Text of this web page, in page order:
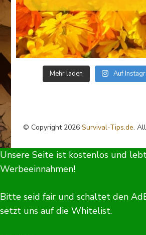
Mehr laden Auf
© Copyright 2026 Survival-Tips.de.
Unsere Seite ist kostenlos und
Werbeeinnahmen!
Bitte seid fair und schaltet den
setzt uns auf die Whitelist.